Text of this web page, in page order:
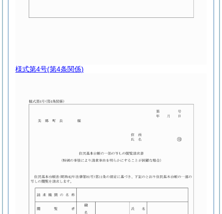
様式第4号(第4条関係)